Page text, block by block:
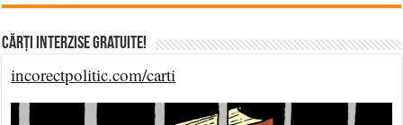
Cărți Interzise Gratuite!
incorectpolitic.com/carti